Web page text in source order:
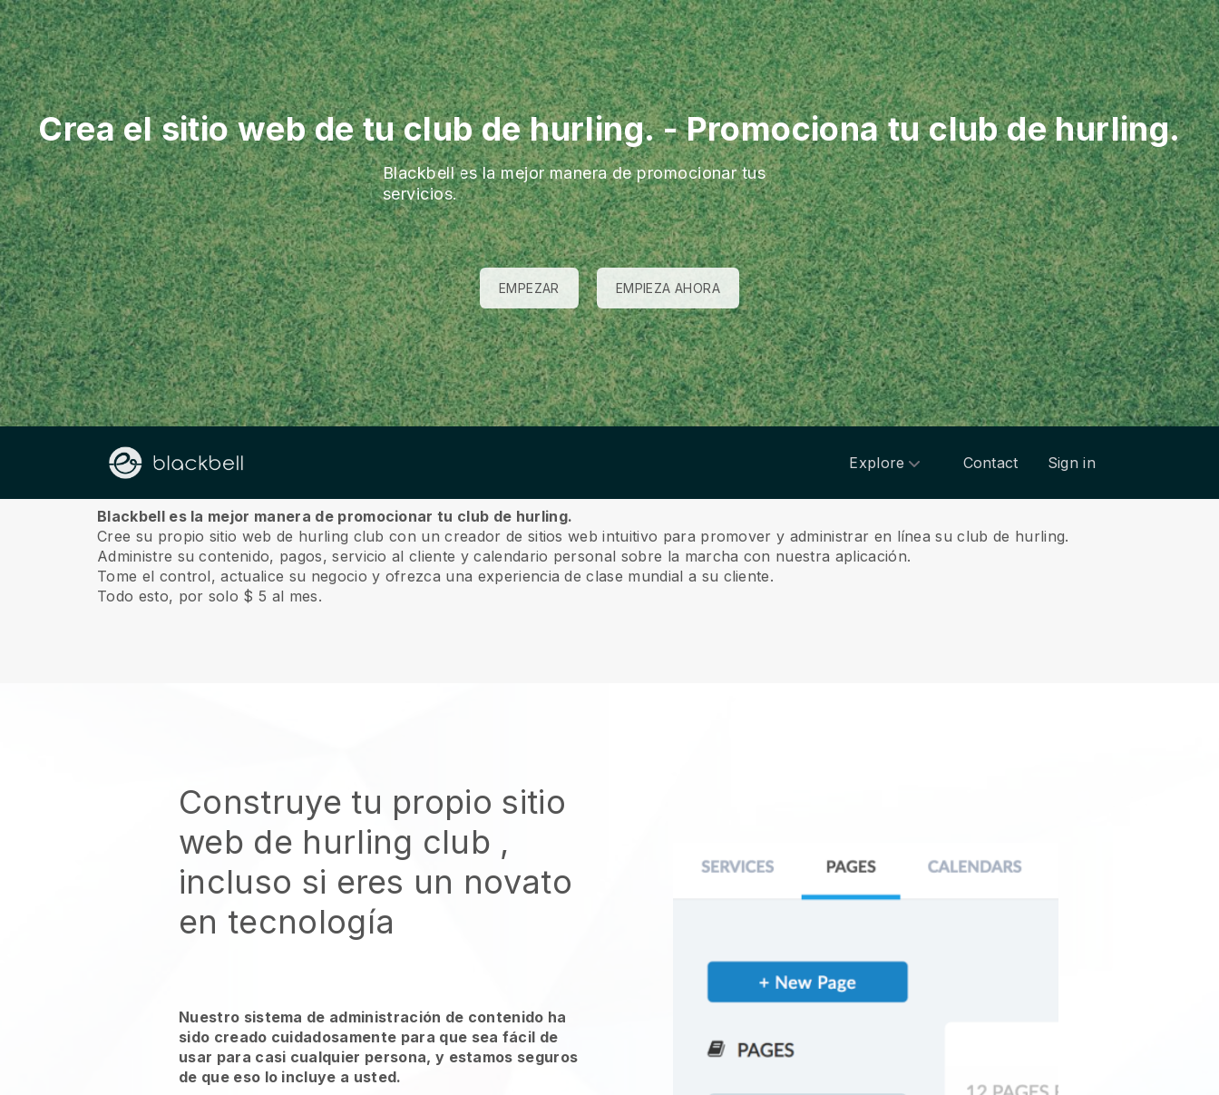
Crea el sitio web de tu club de hurling.-Promociona tu club de hurling.
Blackbell es la mejor manera de promocionar tus
servicios.
EMPEZAR EMPIEZA AHORA
Explore Contact Sign in
Sobre nosotros
Blackbell es la mejor manera de promocionar tu club de hurling.
Cree su propio sitio web de hurling club con un creador de sitios web intuitivo para promover y administrar en línea su club de hurling.
Administre su contenido, pagos, servicio al cliente y calendario personal sobre la marcha con nuestra aplicación.
Tome el control, actualice su negocio y ofrezca una experiencia de clase mundial a su cliente.
Todo esto, por solo $ 5 al mes.
Construye tu propio sitio
web de hurling club ,
incluso si eres un novato
en tecnología
Nuestro sistema de administración de contenido ha
sido creado cuidadosamente para que sea fácil de
usar para casi cualquier persona, y estamos seguros
de que eso lo incluye a usted.